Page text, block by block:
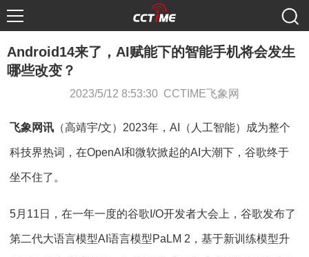
Android14来了，AI赋能下的智能手机将会发生
哪些改变？
2023/5/12 8:53:30 CCTIME飞象网
飞象网讯 （高靖宇/文）2023年，AI（人工智能）成为整个
科技界热词，在OpenAI和微软掀起的AI大潮下，谷歌终于
坐不住了。
5月11日，在一年一度的谷歌I/O开发者大会上，谷歌发布了
第二代大语言模型AI语言模型PaLM 2，基于新训练模型升